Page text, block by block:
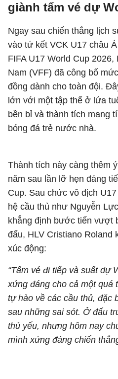
giành tấm vé dự
Ngay sau chiến thắng lịch
vào tứ kết VCK U17 châu
FIFA U17 World Cup
Nam (VFF) đã công bố
đồng dành cho toàn đội.
lớn với một tập thể ở lứa
bền bỉ và thành tích mang
bóng đá trẻ nước nhà.
Thành tích này càng thêm
năm sau lần lỡ hẹn đáng
Cup. Sau chức vô địch
hệ cầu thủ như Nguyễn
khẳng định bước tiến vượt
đấu, HLV Cristiano Roland
xúc động:
“Tấm vé đi tiếp và suất dự
xứng đáng cho cả một quá
tự hào về các cầu thủ, đặc
sau những sai sót. Ở đấu
thủ yếu, nhưng hôm nay
mình xứng đáng chiến